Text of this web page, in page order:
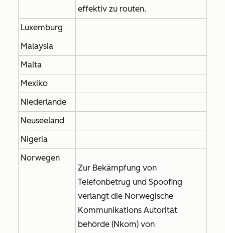
effektiv zu routen.
Luxemburg
Malaysia
Malta
Mexiko
Niederlande
Neuseeland
Nigeria
Norwegen
Zur Bekämpfung von
Telefonbetrug und Spoofing
verlangt die Norwegische
Kommunikations Autorität
behörde (Nkom) von